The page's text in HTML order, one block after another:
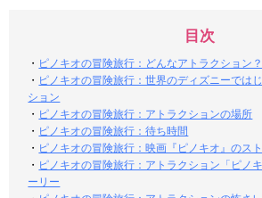
目次
・ ピノキオの冒険旅行：どんなアトラクション？
・ ピノキオの冒険旅行：世界のディズニーでは
ション
・ ピノキオの冒険旅行：アトラクションの場所
・ ピノキオの冒険旅行：待ち時間
・ ピノキオの冒険旅行：映画『ピノキオ』のス
・ ピノキオの冒険旅行：アトラクション「ピノ
ーリー